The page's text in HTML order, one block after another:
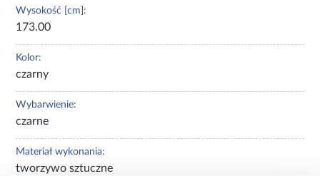
Wysokość [cm]:
173.00
Kolor:
czarny
Wybarwienie:
czarne
Materiał wykonania:
tworzywo sztuczne